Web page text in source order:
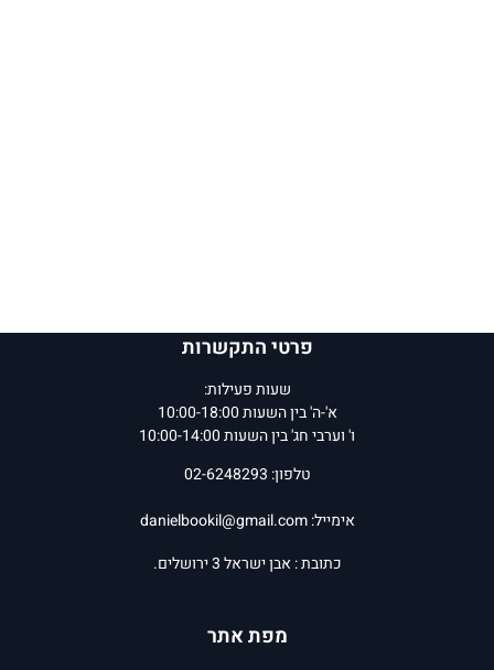
פרטי התקשרות
שעות פעילות:
א'-ה' בין השעות 10:00-18:00
ו' וערבי חג' בין השעות 10:00-14:00
טלפון: 02-6248293
אימייל:danielbookil@gmail.com
כתובת : אבן ישראל 3 ירושלים.
מפת אתר